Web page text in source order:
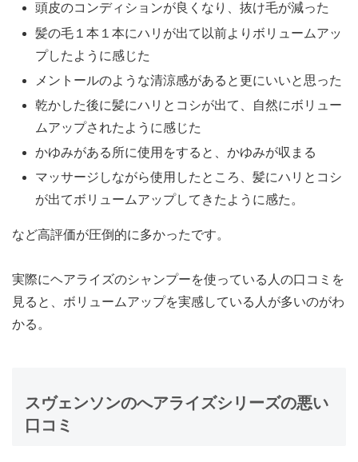
頭皮のコンディションが良くなり、抜け毛が減った
髪の毛１本１本にハリが出て以前よりボリュームアッ
プしたように感じた
メントールのような清涼感があると更にいいと思った
乾かした後に髪にハリとコシが出て、自然にボリュー
ムアップされたように感じた
かゆみがある所に使用をすると、かゆみが収まる
マッサージしながら使用したところ、髪にハリとコシ
が出てボリュームアップしてきたように感た。
など高評価が圧倒的に多かったです。
実際にヘアライズのシャンプーを使っている人の口コミを
見ると、ボリュームアップを実感している人が多いのがわ
かる。
スヴェンソンのへアライズシリーズの悪い
口コミ